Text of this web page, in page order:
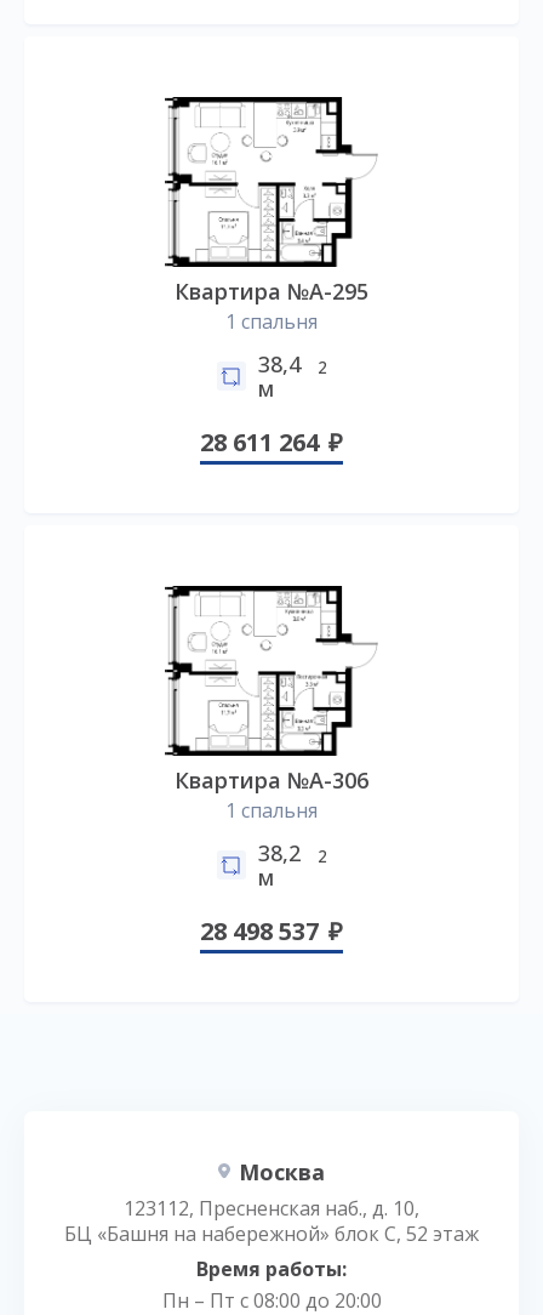
Квартира №А-295
1 спальня
38,4
м
2
28 611 264
Квартира №А-306
1 спальня
38,2
м
2
28 498 537
Москва
123112, Пресненская наб., д. 10,
БЦ «Башня на набережной» блок С, 52 этаж
Время работы:
Пн – Пт с 08:00 до 20:00